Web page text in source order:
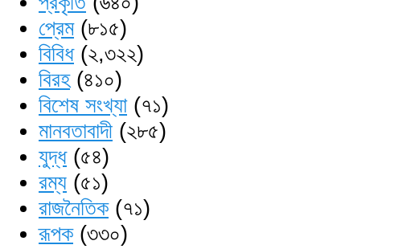
প্রেম(৮১৫)
বিবিধ(২,৩২২)
বিরহ(৪১০)
বিশেষ সংখ্যা(৭১)
মানবতাবাদী (২৮৫)
যুদ্ধ(৫৪)
রম্য (৫১)
রাজনৈতিক(৭১)
রূপক(৩৩০)